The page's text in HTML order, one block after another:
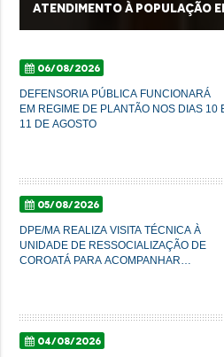
atendimento à população
06/08/2026
DEFENSORIA PÚBLICA FUNCIONARÁ
EM REGIME DE PLANTÃO NOS DIAS 10
11 DE AGOSTO
05/08/2026
DPE/MA REALIZA VISITA TÉCNICA À
UNIDADE DE RESSOCIALIZAÇÃO DE
COROATÁ PARA ACOMPANHAR
04/08/2026